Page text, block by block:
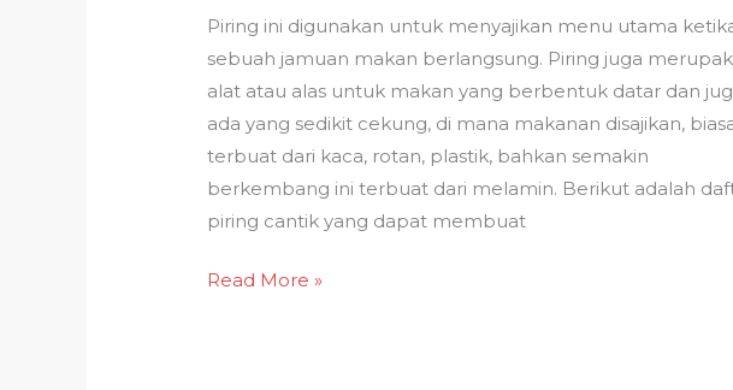
Piring ini digunakan untuk menyajikan menu utama
sebuah jamuan makan berlangsung. Piring juga
alat atau alas untuk makan yang berbentuk datar dan
ada yang sedikit cekung, di mana makanan disajikan,
terbuat dari kaca, rotan, plastik, bahkan semakin
berkembang ini terbuat dari melamin. Berikut adalah
piring cantik yang dapat membuat
Piring
Cantik
Ini
Read More »